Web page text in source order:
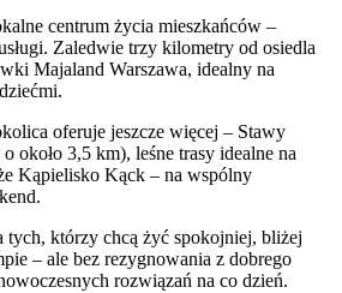
centrum życia mieszkańców –
Zaledwie trzy kilometry od osiedla
Majaland Warszawa, idealny na
oferuje jeszcze więcej – Stawy
około 3,5 km), leśne trasy idealne na
Kąpielisko Kąck – na wspólny
tych, którzy chcą żyć spokojniej, bliżej
– ale bez rezygnowania z dobrego
rozwiązań na co dzień.